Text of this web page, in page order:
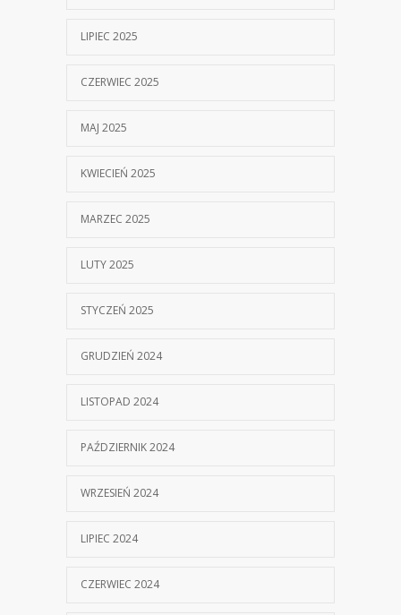
LIPIEC 2025
CZERWIEC 2025
MAJ 2025
KWIECIEŃ 2025
MARZEC 2025
LUTY 2025
STYCZEŃ 2025
GRUDZIEŃ 2024
LISTOPAD 2024
PAŹDZIERNIK 2024
WRZESIEŃ 2024
LIPIEC 2024
CZERWIEC 2024